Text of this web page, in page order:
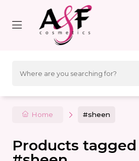
Home #sheen
Products